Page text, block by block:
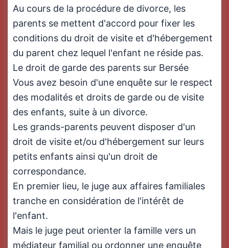
Au cours de la procédure de divorce, les
parents se mettent d'accord pour fixer les
conditions du droit de visite et d'hébergement
du parent chez lequel l'enfant ne réside pas.
Le droit de garde des parents sur Bersée
Vous avez besoin d'une enquête sur le respect
des modalités et droits de garde ou de visite
des enfants, suite à un divorce.
Les grands-parents peuvent disposer d'un
droit de visite et/ou d'hébergement sur leurs
petits enfants ainsi qu'un droit de
correspondance.
En premier lieu, le juge aux affaires familiales
tranche en considération de l'intérêt de
l'enfant.
Mais le juge peut orienter la famille vers un
médiateur familial ou ordonner une enquête